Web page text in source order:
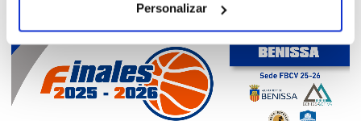
Personalizar